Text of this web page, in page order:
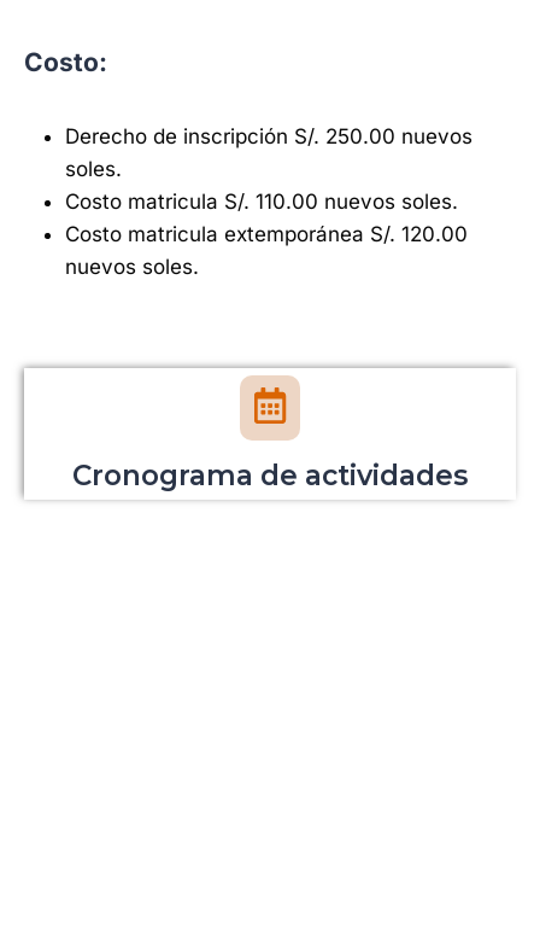
Costo:
Derecho de inscripción S/. 250.00 nuevos
soles.
Costo matricula S/. 110.00 nuevos soles.
Costo matricula extemporánea S/. 120.00
nuevos soles.
Cronograma de actividades